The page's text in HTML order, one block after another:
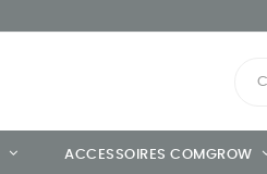
ACCESSOIRES COMGROW